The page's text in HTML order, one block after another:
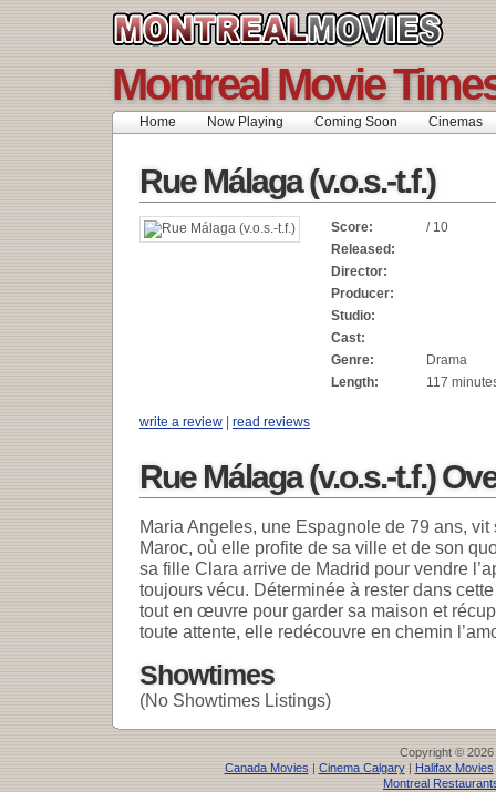
Montreal Movie
Home Now Playing Coming Soon Cinemas
Rue Málaga (v.o.s.-t.f.)
Score:
/ 10
Released:
Director:
Producer:
Studio:
Cast:
Genre:
Drama
Length:
117
write a review | read reviews
Rue Málaga (v.o.s.-t.f.)
Maria Angeles, une Espagnole de 79 ans,
Maroc, où elle profite de sa ville et de son
sa fille Clara arrive de Madrid pour vendre
toujours vécu. Déterminée à rester dans
tout en œuvre pour garder sa maison et
toute attente, elle redécouvre en chemin
Showtimes
(No Showtimes Listings)
Copyright © 2026
Canada Movies | Cinema Calgary| Halifax Movies
Montreal